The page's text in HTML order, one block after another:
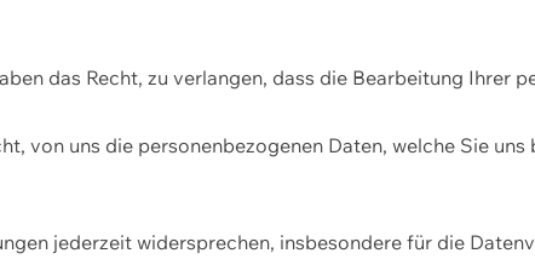
das Recht, zu verlangen, dass die Bearbeitung Ihrer
von uns die personenbezogenen Daten, welche Sie
jederzeit widersprechen, insbesondere für die